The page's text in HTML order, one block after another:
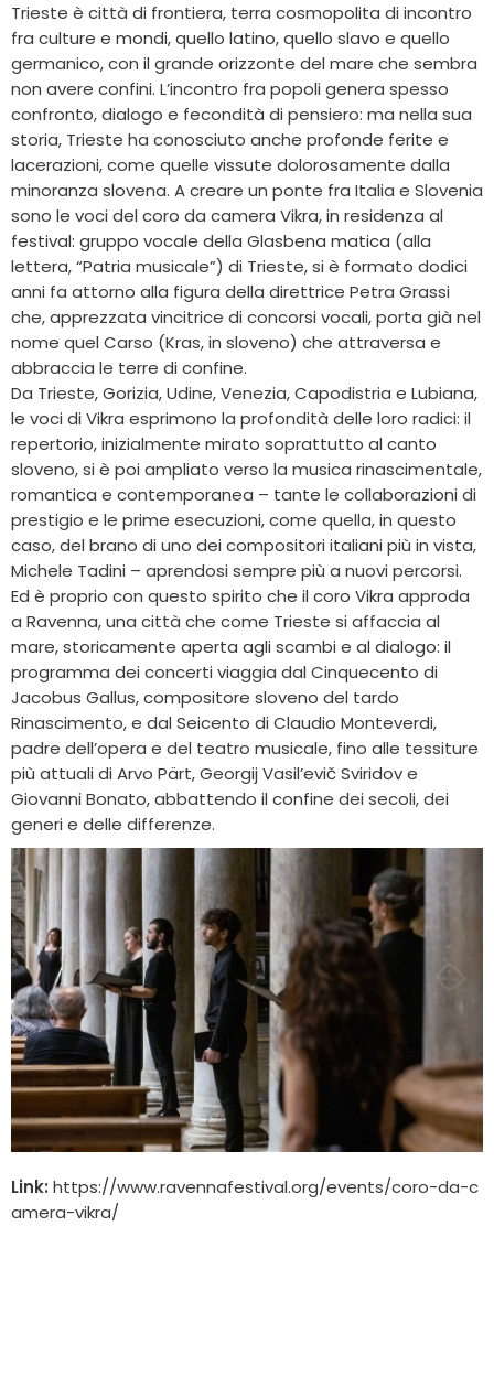
Trieste è città di frontiera, terra cosmopolita di incontro
fra culture e mondi, quello latino, quello slavo e quello
germanico, con il grande orizzonte del mare che sembra
non avere confini. L’incontro fra popoli genera spesso
confronto, dialogo e fecondità di pensiero: ma nella sua
storia, Trieste ha conosciuto anche profonde ferite e
lacerazioni, come quelle vissute dolorosamente dalla
minoranza slovena. A creare un ponte fra Italia e Slovenia
sono le voci del coro da camera Vikra, in residenza al
festival: gruppo vocale della Glasbena matica (alla
lettera, “Patria musicale”) di Trieste, si è formato dodici
anni fa attorno alla figura della direttrice Petra Grassi
che, apprezzata vincitrice di concorsi vocali, porta già nel
nome quel Carso (Kras, in sloveno) che attraversa e
abbraccia le terre di confine.
Da Trieste, Gorizia, Udine, Venezia, Capodistria e Lubiana,
le voci di Vikra esprimono la profondità delle loro radici: il
repertorio, inizialmente mirato soprattutto al canto
sloveno, si è poi ampliato verso la musica rinascimentale,
romantica e contemporanea – tante le collaborazioni di
prestigio e le prime esecuzioni, come quella, in questo
caso, del brano di uno dei compositori italiani più in vista,
Michele Tadini – aprendosi sempre più a nuovi percorsi.
Ed è proprio con questo spirito che il coro Vikra approda
a Ravenna, una città che come Trieste si affaccia al
mare, storicamente aperta agli scambi e al dialogo: il
programma dei concerti viaggia dal Cinquecento di
Jacobus Gallus, compositore sloveno del tardo
Rinascimento, e dal Seicento di Claudio Monteverdi,
padre dell’opera e del teatro musicale, fino alle tessiture
più attuali di Arvo Pärt, Georgij Vasil’evič Sviridov e
Giovanni Bonato, abbattendo il confine dei secoli, dei
generi e delle differenze.
Link: https://www.ravennafestival.org/events/coro-da-c
amera-vikra/